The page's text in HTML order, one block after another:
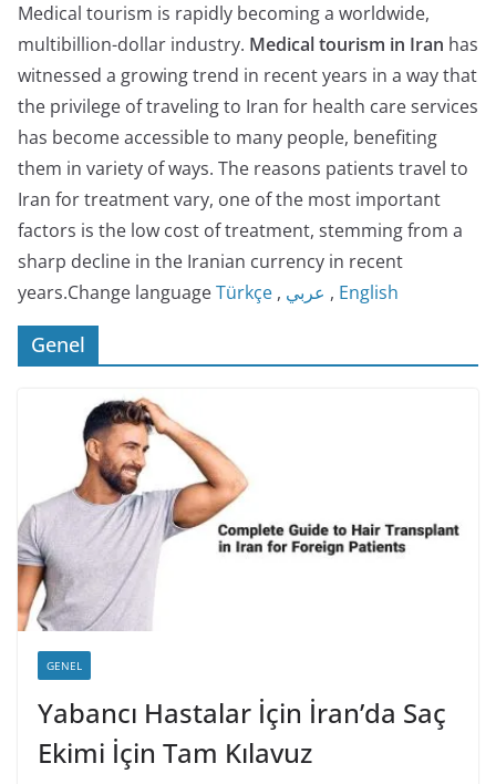
Medical tourism is rapidly becoming a worldwide,
multibillion-dollar industry. Medical tourism in Iran has
witnessed a growing trend in recent years in a way that
the privilege of traveling to Iran for health care services
has become accessible to many people, benefiting
them in variety of ways. The reasons patients travel to
Iran for treatment vary, one of the most important
factors is the low cost of treatment, stemming from a
sharp decline in the Iranian currency in recent
years.Change languageTürkçe , عربي , English
Genel
GENEL
Yabancı Hastalar İçin İran’da Saç
Ekimi İçin Tam Kılavuz